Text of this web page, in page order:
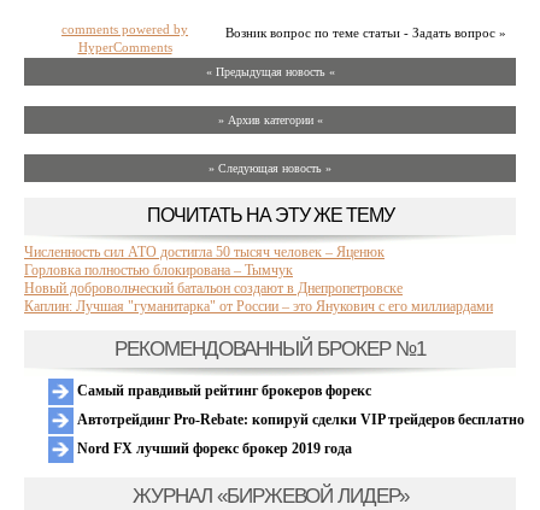
Возник вопрос по теме статьи - Задать вопрос »
comments powered by
HyperComments
« Предыдущая новость «
» Архив категории «
» Следующая новость »
ПОЧИТАТЬ НА ЭТУ ЖЕ ТЕМУ
Численность сил АТО достигла 50 тысяч человек – Яценюк
Горловка полностью блокирована – Тымчук
Новый добровольческий батальон создают в Днепропетровске
Каплин: Лучшая "гуманитарка" от России – это Янукович с его миллиардами
РЕКОМЕНДОВАННЫЙ БРОКЕР №1
Самый правдивый рейтинг брокеров форекс
Автотрейдинг Pro-Rebate: копируй сделки VIP трейдеров бесплатно
Nord FX лучший форекс брокер 2019 года
ЖУРНАЛ «БИРЖЕВОЙ ЛИДЕР»